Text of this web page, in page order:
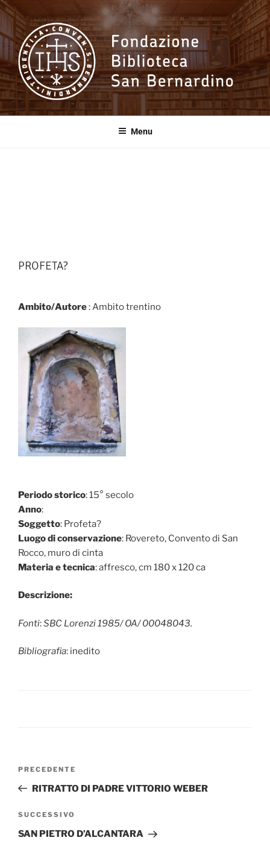
Salta
contenuto
Fondazione
Biblioteca SanMenu
PROFETA?
Ambito/Autore: Ambito trentino
Periodo storico: 15° secolo
Anno:
Soggetto: Profeta?
Luogo di conservazione: Rovereto, Convento di San
Rocco, muro di cinta
Materia e tecnica: affresco, cm 180 x 120 ca
Descrizione:
Fonti:SBC Lorenzi 1985/ OA/ 00048043.
Bibliografia: inedito
Articolo
precedente:
PRECEDENTE
RITRATTO DI PADRE VITTORIO WEBER
Articolo
successivo
SUCCESSIVO
SAN PIETRO D’ALCANTARA